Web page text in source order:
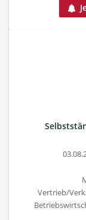
Vertrieb/